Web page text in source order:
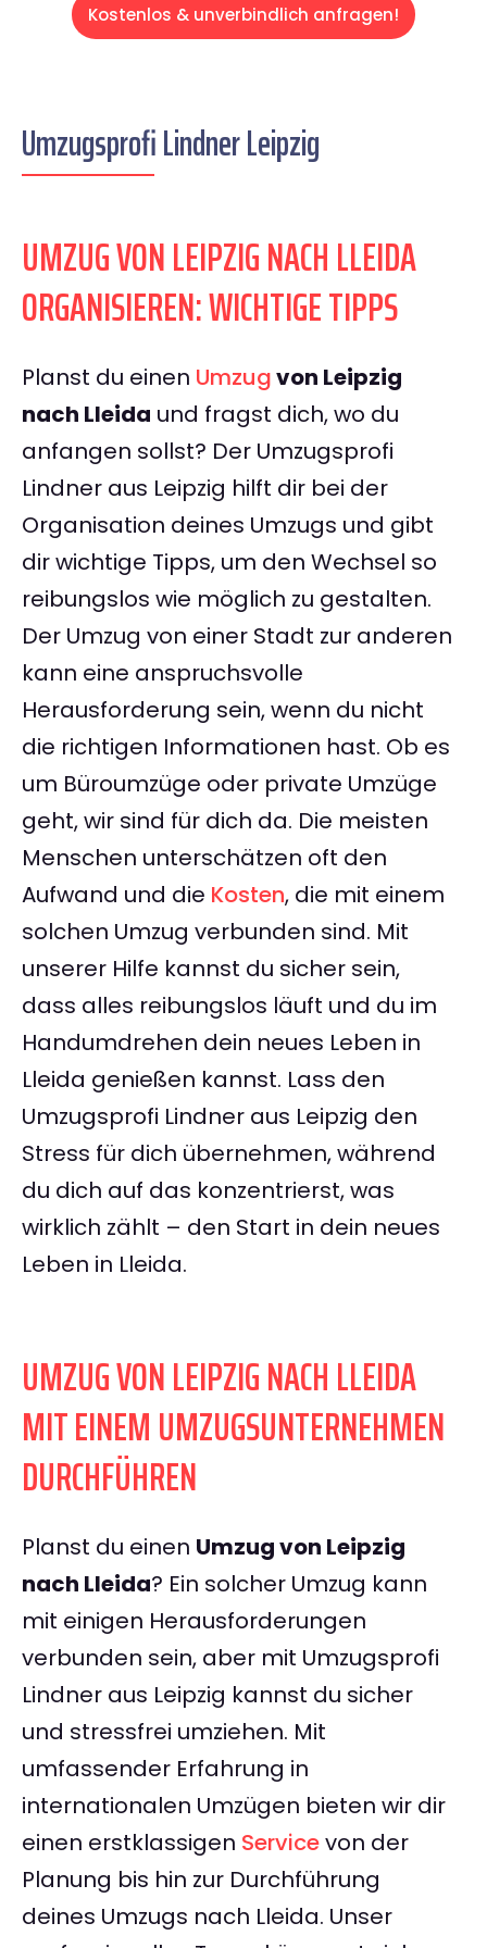
Kostenlos & unverbindlich anfragen!
Umzugsprofi Lindner Leipzig
UMZUG VON LEIPZIG NACH LLEIDA
ORGANISIEREN: WICHTIGE TIPPS
Planst du einen Umzugvon Leipzig
nach Lleida und fragst dich, wo du
anfangen sollst? Der Umzugsprofi
Lindner aus Leipzig hilft dir bei der
Organisation deines Umzugs und gibt
dir wichtige Tipps, um den Wechsel so
reibungslos wie möglich zu gestalten.
Der Umzug von einer Stadt zur anderen
kann eine anspruchsvolle
Herausforderung sein, wenn du nicht
die richtigen Informationen hast. Ob es
um Büroumzüge oder private Umzüge
geht, wir sind für dich da. Die meisten
Menschen unterschätzen oft den
Aufwand und die Kosten, die mit einem
solchen Umzug verbunden sind. Mit
unserer Hilfe kannst du sicher sein,
dass alles reibungslos läuft und du im
Handumdrehen dein neues Leben in
Lleida genießen kannst. Lass den
Umzugsprofi Lindner aus Leipzig den
Stress für dich übernehmen, während
du dich auf das konzentrierst, was
wirklich zählt – den Start in dein neues
Leben in Lleida.
UMZUG VON LEIPZIG NACH LLEIDA
MIT EINEM UMZUGSUNTERNEHMEN
DURCHFÜHREN
Planst du einen Umzug von Leipzig
nach Lleida? Ein solcher Umzug kann
mit einigen Herausforderungen
verbunden sein, aber mit Umzugsprofi
Lindner aus Leipzig kannst du sicher
und stressfrei umziehen. Mit
umfassender Erfahrung in
internationalen Umzügen bieten wir dir
einen erstklassigen Servicevon der
Planung bis hin zur Durchführung
deines Umzugs nach Lleida. Unser